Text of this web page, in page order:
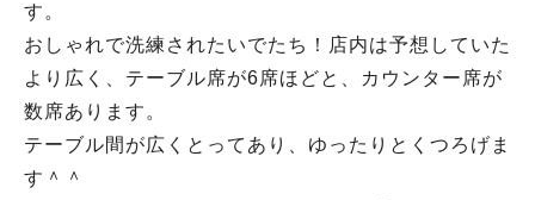
す。
おしゃれで洗練されたいでたち！店内は予想していた
より広く、テーブル席が6席ほどと、カウンター席が
数席あります。
テーブル間が広くとってあり、ゆったりとくつろげま
す＾＾